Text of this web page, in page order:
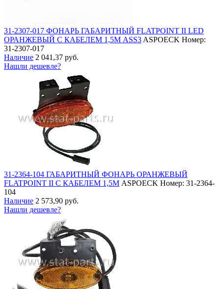
31-2307-017 ФОНАРЬ ГАБАРИТНЫЙ FLATPOINT II LED
ОРАНЖЕВЫЙ С КАБЕЛЕМ 1,5М ASS3 ASPOECK Номер:
31-2307-017
Наличие 2 041,37 руб.
Нашли дешевле?
31-2364-104 ГАБАРИТНЫЙ ФОНАРЬ ОРАНЖЕВЫЙ
FLATPOINT II С КАБЕЛЕМ 1,5М ASPOECK Номер: 31-2364-
104
Наличие 2 573,90 руб.
Нашли дешевле?